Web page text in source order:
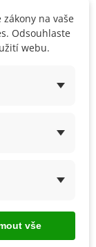
na vaše
Odsouhlaste
webu.
vše